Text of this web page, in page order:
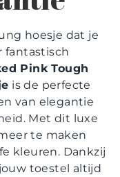
hoesje dat je
fantastisch
Pink Tough
is de perfecte
van elegantie
Met dit luxe
te maken
kleuren. Dankzij
toestel altijd